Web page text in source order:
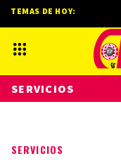
SERVICIOS
TEMAS DE HOY:
SERVICIOS